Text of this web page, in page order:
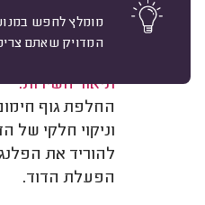
מומלץ לחפש
המדויק שאתם
פליקס ר.
משוב: 20/01/2025
תיאור השירות:
וניקוי חלקי של
להוריד את
הפעלת הדוד.